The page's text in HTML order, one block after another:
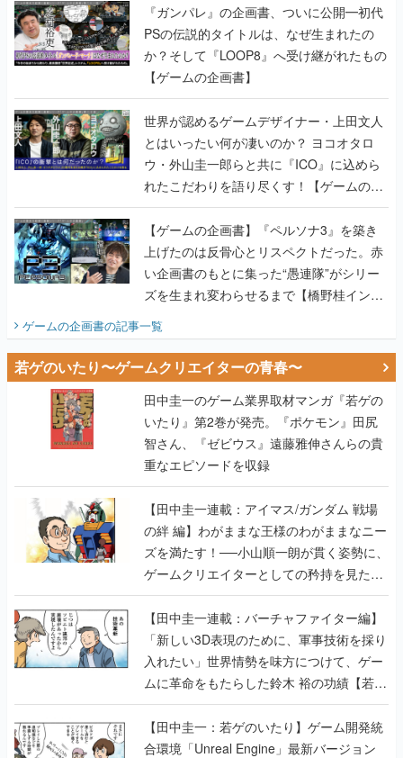
『ガンパレ』の企画書、ついに公開━初代
PSの伝説的タイトルは、なぜ生まれたの
か？そして『LOOP8』へ受け継がれたもの
【ゲームの企画書】
世界が認めるゲームデザイナー・上田文人
とはいったい何が凄いのか？ ヨコオタロ
ウ・外山圭一郎らと共に『ICO』に込めら
れたこだわりを語り尽くす！【ゲームの企
画書】
【ゲームの企画書】『ペルソナ3』を築き
上げたのは反骨心とリスペクトだった。赤
い企画書のもとに集った“愚連隊”がシリー
ズを生まれ変わらせるまで【橋野桂インタ
ゲームの企画書の記事一覧
若ゲのいたり〜ゲームクリエイターの青春〜
田中圭一のゲーム業界取材マンガ『若ゲの
いたり』第2巻が発売。『ポケモン』田尻
智さん、『ゼビウス』遠藤雅伸さんらの貴
重なエピソードを収録
【田中圭一連載：アイマス/ガンダム 戦場
の絆 編】わがままな王様のわがままなニー
ズを満たす！──小山順一朗が貫く姿勢に、
ゲームクリエイターとしての矜持を見た
【若ゲのいたり最終回】
【田中圭一連載：バーチャファイター編】
「新しい3D表現のために、軍事技術を採り
入れたい」世界情勢を味方につけて、ゲー
ムに革命をもたらした鈴木 裕の功績【若ゲ
のいたり】
【田中圭一：若ゲのいたり】ゲーム開発統
合環境「Unreal Engine」最新バージョン